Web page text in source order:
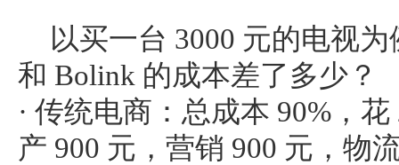
以买一台 3000 元的电视
和 Bolink 的成本差了多少？
· 传统电商：总成本 90%，
产 900 元，营销 900 元，物